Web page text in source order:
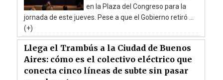
en la Plaza del Congreso para la
jornada de este jueves. Pese a que el Gobierno retiró ...
(+)
Llega el Trambús a la Ciudad de Buenos
Aires: cómo es el colectivo eléctrico que
conecta cinco líneas de subte sin pasar